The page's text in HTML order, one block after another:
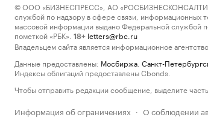
© ООО «БИЗНЕСПРЕСС», АО «РОСБИЗНЕСКОНСАЛТИНГ»,
службой по надзору в сфере связи, информационных
массовой информации выдано Федеральной службой
пометкой «РБК».
18+ letters@rbc.ru
Владельцем сайта является информационное
Данные предоставлены: Мосбиржа Санкт-
Индексы облигаций предоставлены Cbonds.
Чтобы отправить редакции сообщение, выделите
Информация об ограничениях · О соблюдении